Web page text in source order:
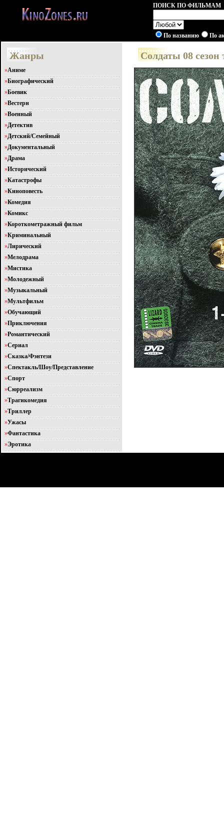
ПОИСК ПО ФИЛЬМАМ
По названию По
Жанры
»Аниме
»Биографический
»Боевик
»Вестерн
»Военный
»Детектив
»Детский/Семейный
»Документальный
»Драма
»Исторический
»Катастрофы
»Киноповесть
»Комедия
»Комикс
»Короткометражный фильм
»Криминальный
»Лирический
»Мелодрама
»Мистика
»Молодежный
»Музыкальный
»Мультфильм
»Обучающий
»Приключения
»Романтический
»Сериал
»Сказка/Фэнтези
»Спектакль/Шоу/Представление
»Спорт
»Сюрреализм
»Трагикомедия
»Триллер
»Ужасы
»Фантастика
»Эротика
Солдаты 08